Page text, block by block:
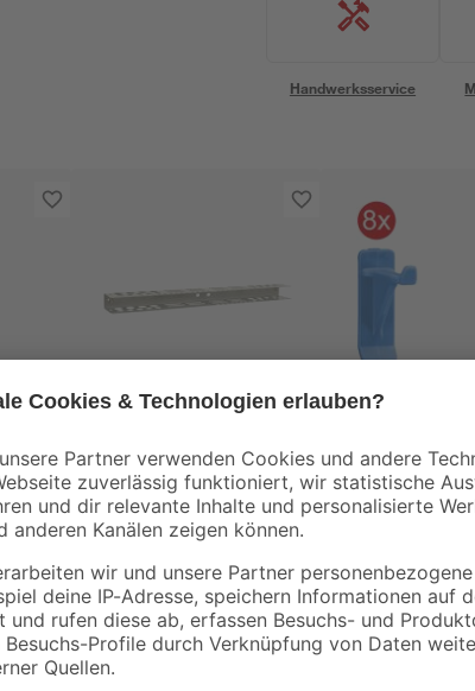
Handwerksservice
x
Allit
StorePlus universal
Werkzeughalter 'Flex
M 62' silbergrau
9,79
Allit
StorePlus
'Flex P 30+40'